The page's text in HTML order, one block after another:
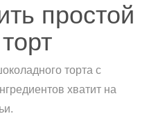
простой
торта с
хватит на